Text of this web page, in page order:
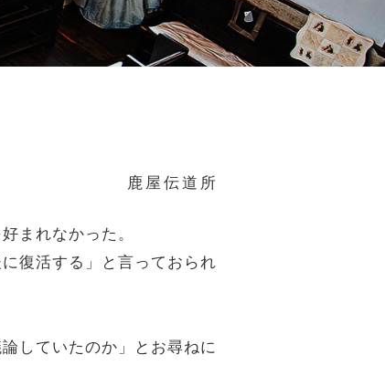
鹿屋伝道所
まれなかった。
復活する」と言っておられ
していたのか」とお尋ねに